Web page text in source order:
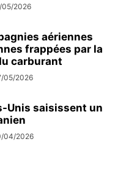
05/2026
aériennes
frappées par la
carburant
05/2026
Unis saisissent un
04/2026